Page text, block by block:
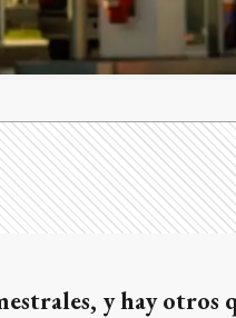
y hay otros